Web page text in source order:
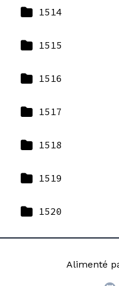
1514
1515
1516
1517
1518
1519
1520
Alimenté